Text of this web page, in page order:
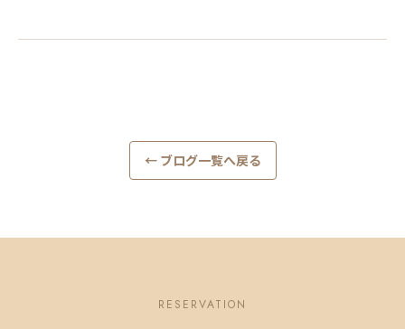
← ブログ一覧へ戻る
RESERVATION